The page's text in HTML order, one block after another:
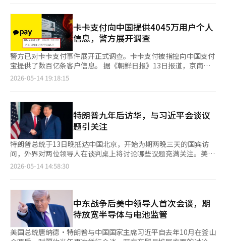
巨大压力。 然而，中国并没有轻易退让。相反，中国将美国的压
力视为推动半导体国产化的国家生存战略。以华为为中心的AI芯片
开发、自主GPU生态系统建设、内存自给自足和中国半导体设备的
培育正在同步进行。尤其是最近中国AI企业深思科技的崛起，对全
球产业界造成了不小的冲击。 深思科技在美国最先进芯片接触受
限的情况下，通过自主优化技术和高效的运算结构实现了相当的AI
性能。这打破了“没有美国芯片，中国AI无法成长”的传统假设。
这使得美国的忧虑加深。如果对中国施加过大压力，短期内美国可
京会谈中，两国小心翼翼地处理AI与半导体问题的原因也在于此。
美国在警惕中国的军事AI崛起的同时，也希望避免美国企业完全失
去中国市场。英伟达、苹果、特斯拉等美国企业仍然视中国为全球
最大市场之一。反之，中国也清楚，完全排除美国的先进技术和全
球金融体系是难以实现的现实。 因此，此次会谈的氛围与过去的
关税冲突截然不同。过去双方互相提高关税，围绕贸易盈亏争斗，
而现在则是围绕AI霸权和未来文明主导权展开更深层次的竞争。表
争激烈。微软、谷歌、亚马逊、Meta，甚至华尔街金融公司都在
AI基础设施投资上投入了天文数字的资金。美国在设计、软件和先
进GPU领域仍保持着全球最强的地位。 相对而言，中国则凭借庞
大的内需市场、国家主导投资和制造业基础加快追赶步伐。中国地
方政府在AI产业园区建设上投入了巨额资金，同时积极进行半导体
以象征性和礼仪为主，而非实质性突破。 习主席提到，"中美两国
能否克服（指新兴强国与既有强国之间的冲突可能性）'修昔底德
陷阱'，建立新的大国关系的范式？"他强调，双方领导人应共同寻
找解决方案，以避免霸权竞争导致冲突。他还表示，"中美两国应
保持伙伴关系，实现互利共赢，开辟新时代大国关系的正确道
路。" 自2014年以来，习主席在描述中美关系时多次提到"修昔底
德陷阱"。在2024年与拜登总统的会谈中也使用了相同的表述。美
联社指出，"在特朗普总统以乐观的气氛开始访华行程之际，习主
湾问题是中美关系中最重要的问题"，并表示如果处理不当，可能
导致两国冲突。 与此相对，特朗普总统的发言则充满了对习主席
和中国的赞美。他称习主席为"伟大领导者"，并表示，"人们可能
不喜欢我这样说，但这就是事实"。他还表示，"能再次见到您，成
为朋友，我感到非常荣幸"，并强调"中美关系有可能达到历史上最
好的水平"。 会谈期间，习主席与美国企业家会面，表示将进一步
开放中国市场 会谈中，经济和贸易问题也得到了重要讨论，但并
没有立即宣布具体成果。然而，会议上不仅有两国高级官员，还有
蒂姆·库克、英伟达首席执行官黄仁勋等十多位美国企业家进行了
会面。 特朗普总统表示，"此次访华代表团由美国伟大的企业家组
成，他们都尊重中国，并期待扩大合作。" 习主席也表示，"中国
的大门将更加敞开，"并强调"美国企业在中国的改革与开放进程中
深度参与。"他还表示，"中国欢迎美国企业加强与中国的互利合
边会谈。 习近平在会谈中表示。我愿同特朗普总统共同为中美关
系这艘大船领好航、掌好舵，让2026年成为中美关系继往开来的
历史性、标志性年份。中方致力于中美关系稳定、健康、可持续发
展。我同特朗普总统赞同将构建“中美建设性战略稳定关系”作为
中美关系新定位，将为未来3年乃至更长时间的中美关系提供战略
指引，相信会受到两国人民和国际社会的欢迎。 特朗普表示，非
常荣幸对中国进行国事访问。美中关系很好，我同习近平主席建立
了历史上美中元首之间最长久和最良好的关系，保持着友好沟通，
国家，我十分尊重习近平主席和中国人民。今天的会晤是一次举世
瞩目的重要会晤。我愿同习主席一道，加强沟通合作，妥善解决分
歧，开启有史以来最好的美中关系，开创两国更加美好的未来。美
中是世界上最重要、最强大的国家，美中合作可以为两国、为世界
做很多大事、好事。我此访带来了美国工商界杰出代表，他们都很
尊重和重视中国，我积极鼓励他们拓展对华合作。 本次特朗普率
由知名企业高管组成的商界代表团访华，包括苹果首席执行官蒂姆
·库克、英伟达创始人兼首席执行官黄仁勋、特斯拉公司首席执行
企业家表示，高度重视中国市场，希望深耕中国业务，加强对华合
作。习近平表示，美国企业正在深度参与中国改革开放，双方都从
中获益。中国开放的大门只会越开越大，中方欢迎美国对华加强互
利合作，相信美国企业在华将拥有更广阔前景。 两国元首还就中
东局势、乌克兰危机、朝鲜半岛等重大国际和地区问题交换了意
见。两国元首一致同意相互支持，办好今年亚太经合组织领导人非
卡卡支付向中国提供4045万用户个人
信息，警方展开调查
警方已对卡卡支付事件展开正式调查。卡卡支付被指控向中国支付
宝提供了数百亿条客户信息。 据《朝鲜日报》13日报道，京南警
方最近接到金融监督院的调查委托，自上个月起开始对卡卡支付进
5月期间，共向中国支付宝传送了542亿条客户信息，涉及约4045
万名用户。 信息传送发生在苹果iPhone用户将卡卡支付注册为支
付方式的过程中。当时，卡卡支付将用户信息传递给苹果，苹果通
过支付宝接收这些信息。该过程中还包括加密的手机号码、电子邮
件地址和充值余额等敏感信息。 这一争议最早是在去年8月金融监
督院的公告中被披露。随后，市民团体自由大韩护国团以个人信息
泄露和违反信用信息法的嫌疑，向首尔中央检察院控告了卡卡支付
的高层管理人员。 案件转交至首尔水西警署，但当时警方认
费”，因此考虑提前结束调查。此时，金融监督院调查资料的获取
困难也影响了调查进展。 在完成调查后，金融监督院于今年2月对
卡卡支付处以“机构警告”级别的重罚，并罚款129亿7600万元和
480万元的罚金。 事件曝光后，国内网友纷纷留言：“难怪我整天
接到垃圾电话”，“韩国企业都疯了”，“比起Coupang，卡卡
更紧急”，“在韩国，个人信息是公共财吗”，“是时候改革居民
2026-05-14 19:18:15
特朗普九年后访华，与习近平会谈议
题引关注
特朗普总统于13日晚抵达中国北京，开始为期两晚三天的国宾访
问，外界对两位领导人在谈判桌上将讨论哪些议题充满关注。美联
社在12日（当地时间）报道指出，特朗普总统将在全球因战争、贸
中国时，特朗普总统对这次会谈表示了信心。在马里兰州安德鲁斯
空军基地登上专机“空军一号”时，特朗普对记者表示：“我们是
两个超级大国，在军事力量方面，美国被认为是地球上最强大的，
而中国则是其次。” 报道称，特朗普此次访华正值“敏感时
刻”。国内因伊朗战争导致物价上涨，支持率下降，因此分析认为
2026-05-14 14:58:30
中东战争后美中领导人首次会谈，期
待放宽半导体与电池监管
美国总统唐纳德·特朗普与中国国家主席习近平自去年10月在釜山